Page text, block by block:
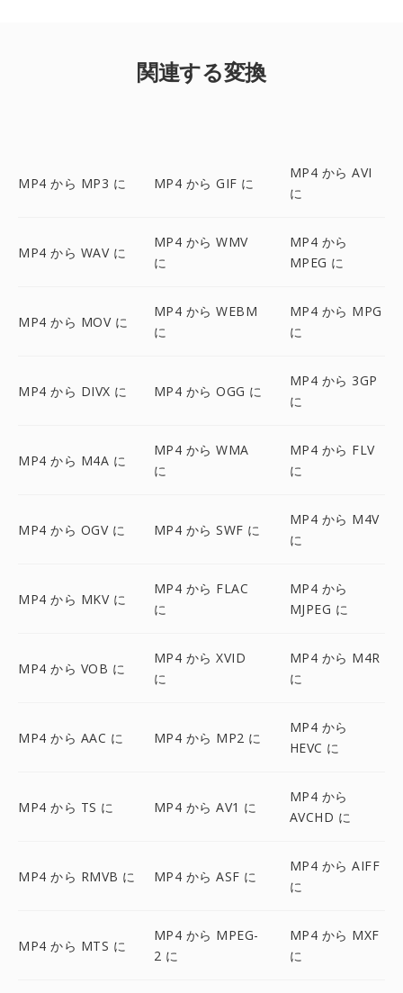
関連する変換
MP4 から MP3 に MP4 から GIF に
MP4 から AVI
に
MP4 から WAV に
MP4 から WMV
に
MP4 から
MPEG に
MP4 から MOV に
MP4 から WEBM
に
MP4 から MPG
に
MP4 から DIVX に MP4 から OGG に
MP4 から 3GP
に
MP4 から M4A に
MP4 から WMA
に
MP4 から FLV
に
MP4 から OGV に MP4 から SWF に
MP4 から M4V
に
MP4 から MKV に
MP4 から FLAC
に
MP4 から
MJPEG に
MP4 から VOB に
MP4 から XVID
に
MP4 から M4R
に
MP4 から AAC に MP4 から MP2 に
MP4 から
HEVC に
MP4 から TS に MP4 から AV1 に
MP4 から
AVCHD に
MP4 から RMVB に MP4 から ASF に
MP4 から AIFF
に
MP4 から MTS に
MP4 から MPEG-
2 に
MP4 から MXF
に